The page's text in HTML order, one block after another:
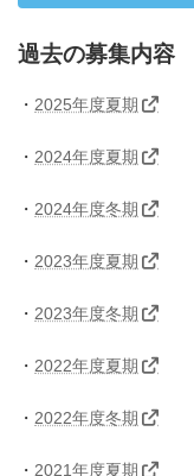
過去の募集内容
・ 2025年度夏期
・ 2024年度夏期
カ
リ
ク
・ 2024年度冬期
・ 2023年度夏期
・ 2023年度冬期
・ 2022年度夏期
・ 2022年度冬期
・ 2021年度夏期